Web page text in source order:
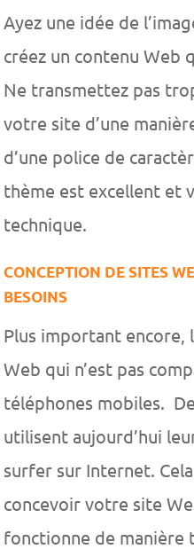
Ayez une idée de
créez un contenu Web
Ne transmettez pas
votre site d’une
d’une police de
thème est excellent et
technique.
CONCEPTION DE SITES
BESOINS
Plus important encore,
Web qui n’est pas
téléphones mobiles.
utilisent aujourd’hui
surfer sur Internet.
concevoir votre site
fonctionne de manière